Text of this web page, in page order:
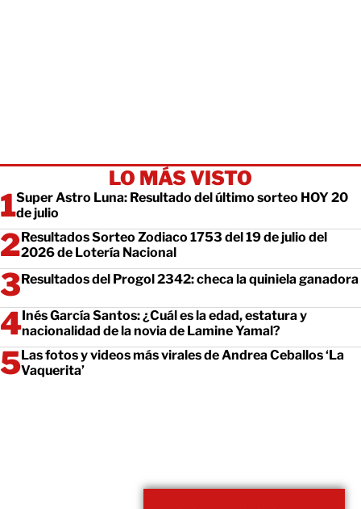
LO MÁS VISTO
Super Astro Luna: Resultado del último sorteo HOY 20
de julio
Resultados Sorteo Zodiaco 1753 del 19 de julio del
2026 de Lotería Nacional
Resultados del Progol 2342: checa la quiniela ganadora
Inés García Santos: ¿Cuál es la edad, estatura y
nacionalidad de la novia de Lamine Yamal?
Las fotos y videos más virales de Andrea Ceballos ‘La
Vaquerita’